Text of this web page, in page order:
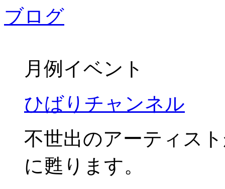
月例イベント
ひばりチャンネル
不世出のアーティス
に甦ります。